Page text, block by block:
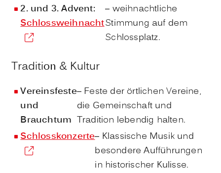
2. und 3. Advent:
Schlossweihnacht
– weihnachtliche
Stimmung auf dem
Schlossplatz.
Tradition & Kultur
Vereinsfeste
und
Brauchtum
– Feste der örtlichen Vereine,
die Gemeinschaft und
Tradition lebendig halten.
Schlosskonzerte– Klassische Musik und
besondere Aufführungen
in historischer Kulisse.